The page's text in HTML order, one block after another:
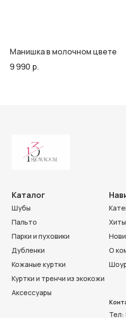
Манишка в молочном цвете
9 990 р.
Каталог
Шубы
Пальто
Парки и пуховики
Дубленки
Кожаные куртки
Куртки и тренчи из экокожи
Аксессуары
О
Тел: